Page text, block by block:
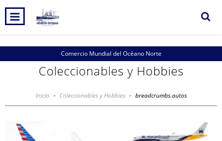
Comercio Mundial del Océano Norte
Coleccionables y Hobbies
Inicio - Coleccionables y Hobbies - breadcrumbs.autos